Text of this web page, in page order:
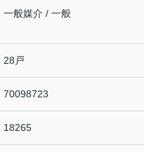
一般媒介 / 一般
28戸
70098723
18265